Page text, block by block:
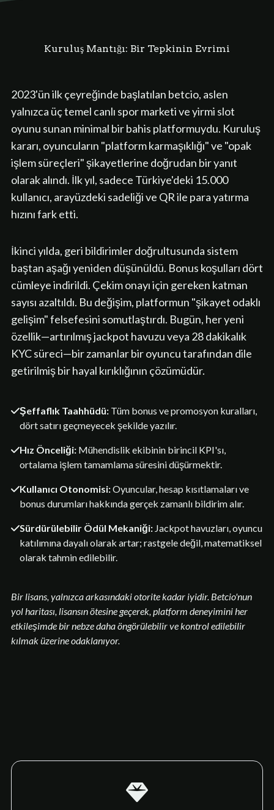
Kuruluş Mantığı: Bir Tepkinin Evrimi
2023'ün ilk çeyreğinde başlatılan betcio, aslen
yalnızca üç temel canlı spor marketi ve yirmi slot
oyunu sunan minimal bir bahis platformuydu. Kuruluş
kararı, oyuncuların "platform karmaşıklığı" ve "opak
işlem süreçleri" şikayetlerine doğrudan bir yanıt
olarak alındı. İlk yıl, sadece Türkiye'deki 15.000
kullanıcı, arayüzdeki sadeliği ve QR ile para yatırma
hızını fark etti.
İkinci yılda, geri bildirimler doğrultusunda sistem
baştan aşağı yeniden düşünüldü. Bonus koşulları dört
cümleye indirildi. Çekim onayı için gereken katman
sayısı azaltıldı. Bu değişim, platformun "şikayet odaklı
gelişim" felsefesini somutlaştırdı. Bugün, her yeni
özellik—artırılmış jackpot havuzu veya 28 dakikalık
KYC süreci—bir zamanlar bir oyuncu tarafından dile
getirilmiş bir hayal kırıklığının çözümüdür.
Şeffaflık Taahhüdü:Tüm bonus ve promosyon kuralları,
dört satırı geçmeyecek şekilde yazılır.
Hız Önceliği:Mühendislik ekibinin birincil KPI'sı,
ortalama işlem tamamlama süresini düşürmektir.
Kullanıcı Otonomisi:Oyuncular, hesap kısıtlamaları ve
bonus durumları hakkında gerçek zamanlı bildirim alır.
Sürdürülebilir Ödül Mekaniği:Jackpot havuzları, oyuncu
katılımına dayalı olarak artar; rastgele değil, matematiksel
olarak tahmin edilebilir.
Bir lisans, yalnızca arkasındaki otorite kadar iyidir. Betcio'nun
yol haritası, lisansın ötesine geçerek, platform deneyimini her
etkileşimde bir nebze daha öngörülebilir ve kontrol edilebilir
kılmak üzerine odaklanıyor.